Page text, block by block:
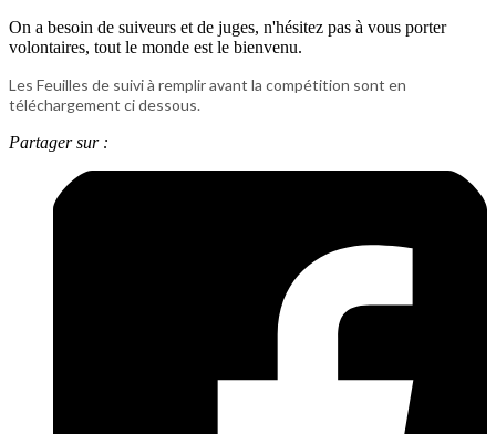
On a besoin de suiveurs et de juges, n'hésitez pas à vous porter
volontaires, tout le monde est le bienvenu.
Les Feuilles de suivi à remplir avant la compétition sont en
téléchargement ci dessous.
Partager sur :